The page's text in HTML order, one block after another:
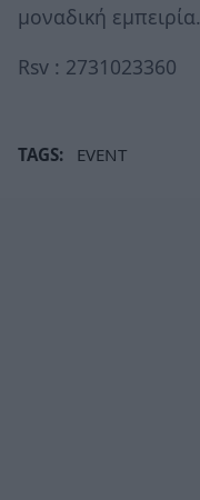
μοναδική εμπειρία.
Rsv : 2731023360
TAGS: EVENT